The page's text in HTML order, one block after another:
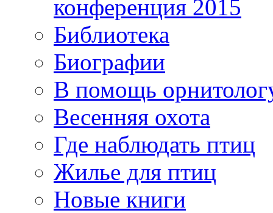
конференция 2015
Библиотека
Биографии
В помощь
Весенняя охота
Где наблюдать птиц
Жилье для птиц
Новые книги